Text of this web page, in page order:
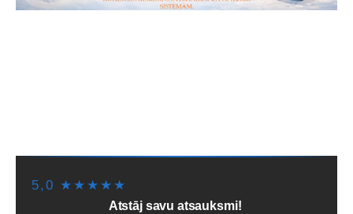
5,0 ★★★★★
Atstāj savu atsauksmi!